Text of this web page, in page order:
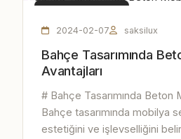
2024-02-07 saksilux
Bahçe Tasarımında
Avantajları
# Bahçe Tasarımında Beton
Bahçe tasarımında mobilya
estetiğini ve işlevselliğini